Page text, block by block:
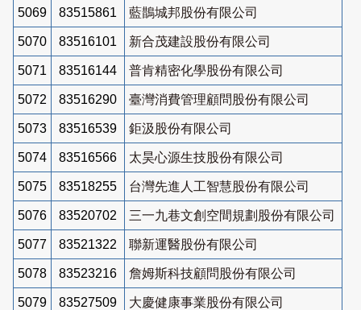
5069 83515861 藍鵲城邦股份有限公司
5070 83516101 新合茂建設股份有限公司
5071 83516144 普肯精密化學股份有限公司
5072 83516290 臺灣消費管理顧問股份有限公司
5073 83516539 鉅汲股份有限公司
5074 83516566 太昊心源生技股份有限公司
5075 83518255 台灣先進人工智慧股份有限公司
5076 83520702 三一九巷文創空間規劃股份有限公司
5077 83521322 聯新運醫股份有限公司
5078 83523216 詹姆斯科技顧問股份有限公司
5079 83527509 大慶健康事業股份有限公司